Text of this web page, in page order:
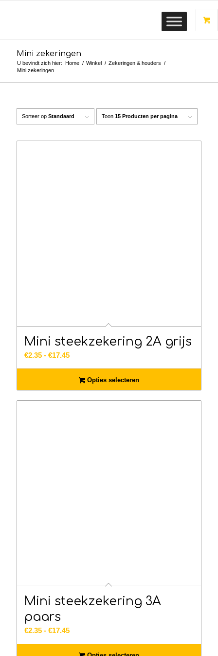
Mini zekeringen
U bevindt zich hier: Home / Winkel / Zekeringen & houders /
Mini zekeringen
Sorteer op Standaard Toon 15 Producten per pagina
Mini steekzekering 2A grijs
€2.35 - €17.45Prijsklasse:
€17.45
Opties selecteren
Mini steekzekering 3A
paars
€2.35 - €17.45Prijsklasse: